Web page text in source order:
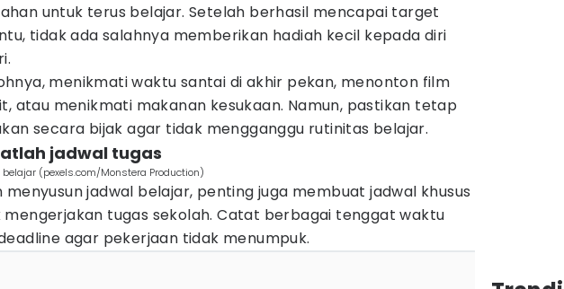
untuk terus belajar. Setelah berhasil mencapai target
tidak ada salahnya memberikan hadiah kecil kepada diri
menikmati waktu santai di akhir pekan, menonton film
atau menikmati makanan kesukaan. Namun, pastikan tetap
secara bijak agar tidak mengganggu rutinitas belajar.
jadwal tugas
(pexels.com/Monstera Production)
menyusun jadwal belajar, penting juga membuat jadwal khusus
mengerjakan tugas sekolah. Catat berbagai tenggat waktu
agar pekerjaan tidak menumpuk.